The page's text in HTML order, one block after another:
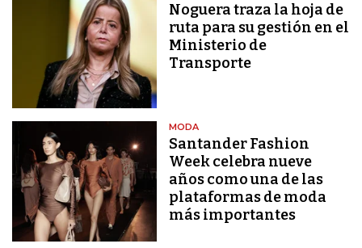
Noguera traza la hoja de
ruta para su gestión en el
Ministerio de
Transporte
MODA
Santander Fashion
Week celebra nueve
años como una de las
plataformas de moda
más importantes